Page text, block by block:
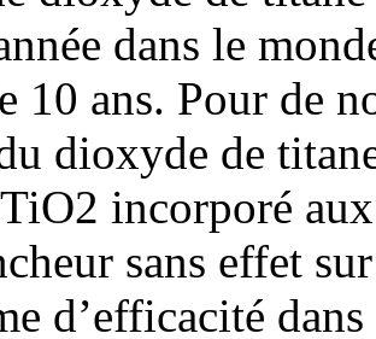
dans le
10 ans. Pour de
dioxyde de
incorporé
sans effet
d’efficacité